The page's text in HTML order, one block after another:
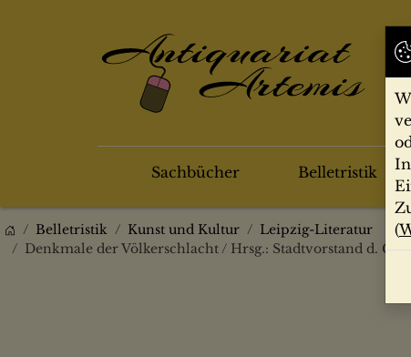
(
Sachbücher Belletristik
Belletristik Kunst und Kultur
Leipzig-Literatur
Denkmale der Völkerschlacht / Hrsg.: Stadtvorstand d.